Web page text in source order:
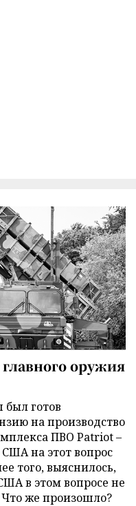
оружия
готов
на производство
ПВО Patriot –
на этот вопрос
того, выяснилось,
в этом вопросе не
же произошло?